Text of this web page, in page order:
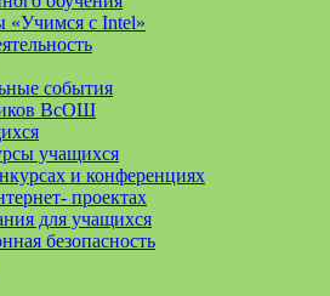
«Учимся с Intel»
события
ВсОШ
учащихся
и конференциях
проектах
для учащихся
безопасность